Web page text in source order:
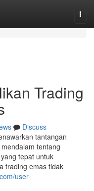
Trading
Discuss
tantangan
tentang
tepat untuk
trading emas tidak
user